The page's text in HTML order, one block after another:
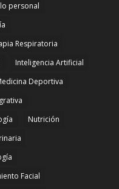
personal
Respiratoria
Inteligencia Artificial
Deportiva
Nutrición
Facial